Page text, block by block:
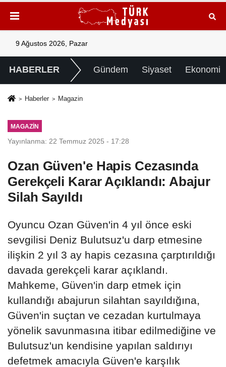
9 Ağustos 2026, Pazar
HABERLER Gündem Siyaset Ekonomi
Haberler Magazin
MAGAZIN
Yayınlanma: 22 Temmuz 2025 - 17:28
Ozan Güven'e Hapis Cezasında
Gerekçeli Karar Açıklandı: Abajur
Silah Sayıldı
Oyuncu Ozan Güven'in 4 yıl önce eski
sevgilisi Deniz Bulutsuz'u darp etmesine
ilişkin 2 yıl 3 ay hapis cezasına çarptırıldığı
davada gerekçeli karar açıklandı.
Mahkeme, Güven'in darp etmek için
kullandığı abajurun silahtan sayıldığına,
Güven'in suçtan ve cezadan kurtulmaya
yönelik savunmasına itibar edilmediğine ve
Bulutsuz'un kendisine yapılan saldırıyı
defetmek amacıyla Güven'e karşılık